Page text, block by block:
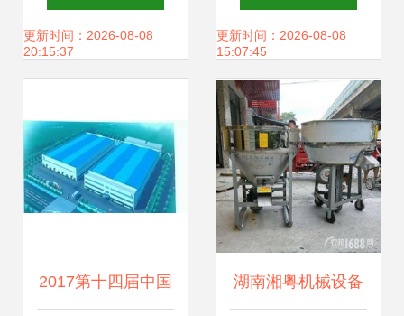
农博会免费门票，
攻略一网打尽
更新时间：2026-08-08
20:15:37
现代畜牧渔业的高
效饲料保障
更新时间：2026-08-08
15:07:45
2017第十四届中国 湖南湘粤机械设备